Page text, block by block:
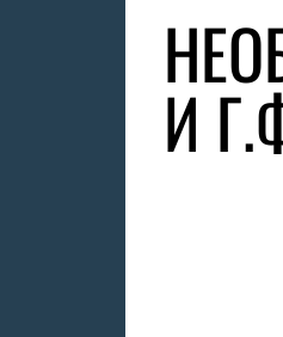
И